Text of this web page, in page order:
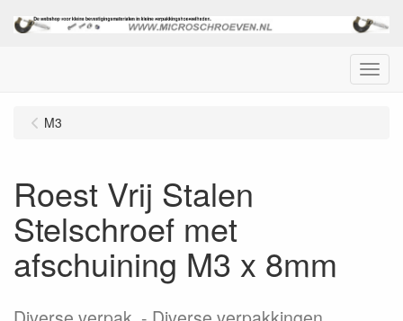
Menu
M3
Roest Vrij Stalen
Stelschroef met
afschuining M3 x 8mm